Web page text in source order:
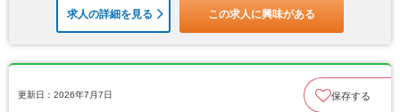
求人の詳細を見る この求人に興味がある
更新日：2026年7月7日 保存する